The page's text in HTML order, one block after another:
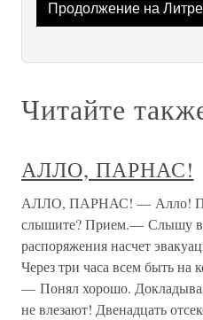
Продолжение на
Читайте
АЛЛО, ПАРНАС!
АЛЛО, ПАРНАС! — Алло!
слышите? Прием.— Слышу
распоряжения насчет
Через три часа всем быть на
— Понял хорошо.
не влезают! Двенадцать